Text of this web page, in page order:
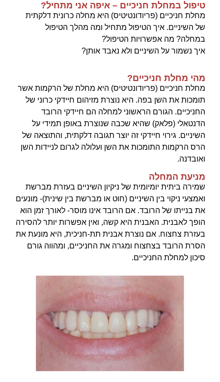
טיפול במחלת חניכיים – איפה אני מתחיל?
מחלת חניכיים (פריודונטיטיס) היא מחלה כרונית דלקתית
של השיניים. איך הטיפול מתחיל ומה מהלך הטיפול
במחלה? מה אפשרויות הטיפול?
איך נשמור על השיניים ולא נאבד אותן?
מהי מחלת חניכיים?
מחלת חניכיים (פריודונטיטיס) היא מחלת של הרקמות אשר
תומכות את השן בפה. היא נוצרת מזיהום חיידקי כרוני של
החניכיים. הגורם הראשוני למחלה הם חיידקי הרובד
הדנטאלי (פלאק) שהיא שכבה שנוצרת באופן תמידי על
השיניים. גירוי חיידקי זה יוצר תגובה דלקתית, והתוצאה של
הרס הרקמות התומכות את השן ועלולה לגרום לניידות השן
ואובדנה.
מניעת המחלה
שמירה ביתית יומיומית של ניקיון השיניים בעזרת מברשת
ואמצעי ניקוי בין השיניים (חוט או מברשת בין שינית)- מונעים
את בנייתו של הרובד. אם הרובד אינו מוסר- לאורך זמן הוא
הופך לאבנית. האבנית היא קשה, ואין אפשרות יותר להסירה
בעזרת צחצוח. אם נוצרת אבנית תת-חניכית, היא מונעת את
הסרת הרובד בצחצוח ומגרה את החניכיים, ומהווה גורם
סיכון למחלת החניכיים.